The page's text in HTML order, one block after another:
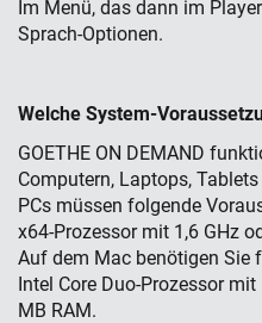
Im Menü, das dann im
Sprach-Optionen.
Welche System-
GOETHE ON DEMAND
Computern, Laptops,
PCs müssen folgende
x64-Prozessor mit 1,6 GHz
Auf dem Mac benötigen Sie
Intel Core Duo-Prozessor
MB RAM.